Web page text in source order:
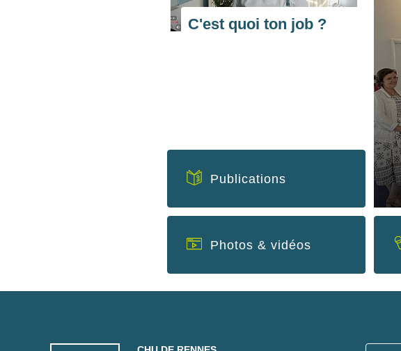
C'est quoi ton job ?
Publications
Photos & vidéos